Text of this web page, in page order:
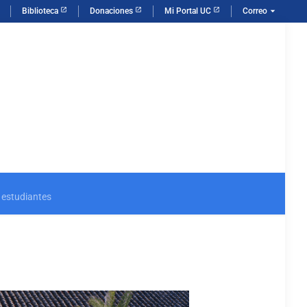
Biblioteca Donaciones Mi Portal UC Correo arrow_drop_down
estudiantes